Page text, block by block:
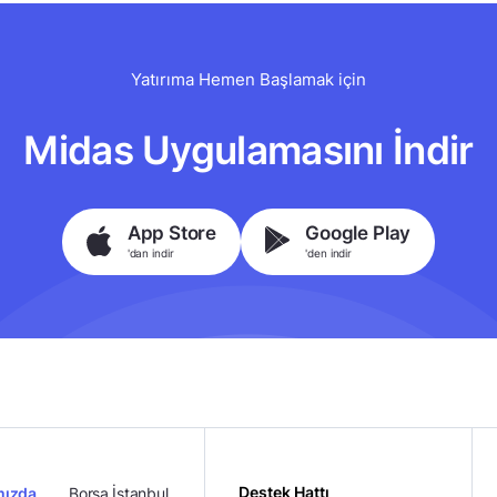
Yatırıma Hemen Başlamak için
Midas Uygulamasını İndir
App Store
'dan indir
Google Play
'den indir
Borsa İstanbul Destek Hattı